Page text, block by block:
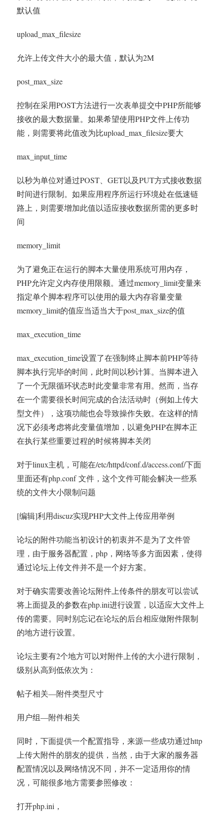
默认值
upload_max_filesize
允许上传文件大小的最大值，默认为2M
post_max_size
控制在采用POST方法进行一次表单提交中PHP所能够
接收的最大数据量。如果希望使用PHP文件上传功
能，则需要将此值改为比upload_max_filesize要大
max_input_time
以秒为单位对通过POST、GET以及PUT方式接收数据
时间进行限制。如果应用程序所运行环境处在低速链
路上，则需要增加此值以适应接收数据所需的更多时
间
memory_limit
为了避免正在运行的脚本大量使用系统可用内存，
PHP允许定义内存使用限额。通过memory_limit变量来
指定单个脚本程序可以使用的最大内存容量变量
memory_limit的值应当适当大于post_max_size的值
max_execution_time
max_execution_time设置了在强制终止脚本前PHP等待
脚本执行完毕的时间，此时间以秒计算。当脚本进入
了一个无限循环状态时此变量非常有用。然而，当存
在一个需要很长时间完成的合法活动时（例如上传大
型文件），这项功能也会导致操作失败。在这样的情
况下必须考虑将此变量值增加，以避免PHP在脚本正
在执行某些重要过程的时候将脚本关闭
对于linux主机，可能在/etc/httpd/conf.d/access.conf/下面
里面还有php.conf 文件，这个文件可能会解决一些系
统的文件大小限制问题
[编辑]利用discuz实现PHP大文件上传应用举例
论坛的附件功能当初设计的初衷并不是为了文件管
理，由于服务器配置，php，网络等多方面因素，使得
通过论坛上传文件并不是一个好方案。
对于确实需要改善论坛附件上传条件的朋友可以尝试
将上面提及的参数在php.ini进行设置，以适应大文件上
传的需要。同时别忘记在论坛的后台相应做附件限制
的地方进行设置。
论坛主要有2个地方可以对附件上传的大小进行限制，
级别从高到低依次为：
帖子相关—附件类型尺寸
用户组—附件相关
同时，下面提供一个配置指导，来源一些成功通过http
上传大附件的朋友的提供，当然，由于大家的服务器
配置情况以及网络情况不同，并不一定适用你的情
况，可能很多地方需要参照修改：
打开php.ini，